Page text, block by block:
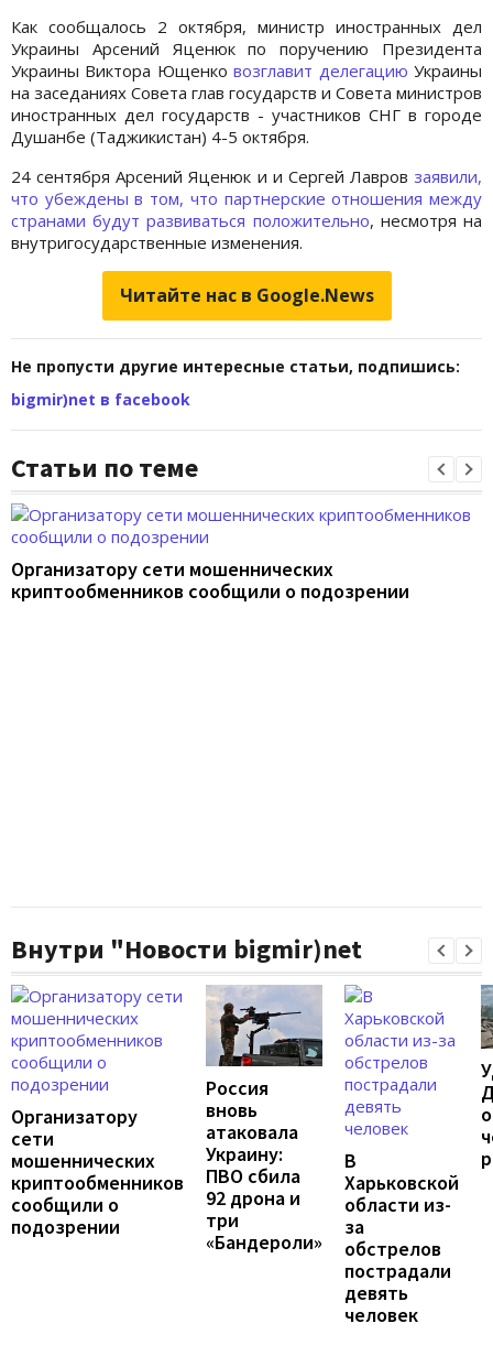
Как сообщалось 2 октября, министр иностранных дел
Украины Арсений Яценюк по поручению Президента
Украины Виктора Ющенковозглавит делегацию Украины
на заседаниях Совета глав государств и Совета министров
иностранных дел государств - участников СНГ в городе
Душанбе (Таджикистан) 4-5 октября.
24 сентября Арсений Яценюк и и Сергей Лавров заявили,
что убеждены в том, что партнерские отношения между
странами будут развиваться положительно, несмотря на
внутригосударственные изменения.
Читайте нас в Google.News
Не пропусти другие интересные статьи, подпишись:
bigmir)net в facebook
Статьи по теме
Организатору сети мошеннических
криптообменников сообщили о подозрении
Внутри "Новости bigmir)net
Организатору
сети
мошеннических
криптообменников
сообщили о
подозрении
Россия
вновь
атаковала
Украину:
ПВО сбила
92 дрона и
три
«Бандероли»
В
Харьковской
области из-
за
обстрелов
пострадали
девять
человек